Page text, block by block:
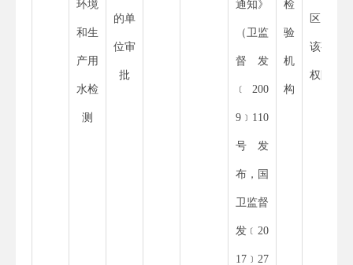
环境
和生
产用
水检
测
的单
位审
批
通知》
（卫监
督发
﹝ 200
9 ﹞ 110
号发
布，国
卫监督
发 ﹝ 20
17 ﹞ 27
检
验
机
构
区）无
该事项
权限